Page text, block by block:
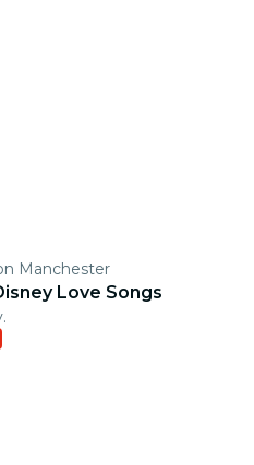
Manchester
Love Songs